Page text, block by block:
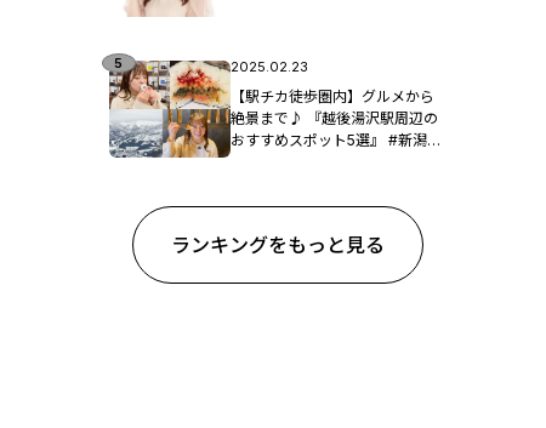
2025.02.23
【駅チカ徒歩圏内】グルメから
絶景まで♪ 『越後湯沢駅周辺の
おすすめスポット5選』 #新潟観
ランキングをもっと見る